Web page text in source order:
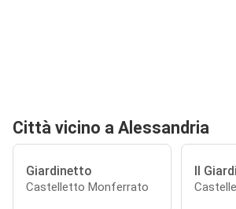
Città vicino a Alessandria
Giardinetto
Castelletto Monferrato
Il